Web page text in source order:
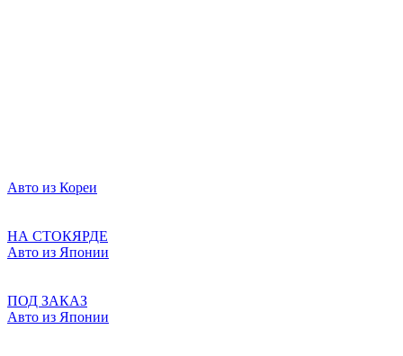
Авто из Кореи
НА СТОКЯРДЕ
Авто из Японии
ПОД ЗАКАЗ
Авто из Японии